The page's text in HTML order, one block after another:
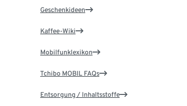
Geschenkideen
Kaffee-Wiki
Mobilfunklexikon
Tchibo MOBIL FAQs
Entsorgung / Inhaltsstoffe